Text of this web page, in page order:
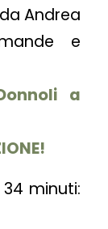
Andrea
e
a
minuti: